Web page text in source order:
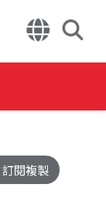
閱複製